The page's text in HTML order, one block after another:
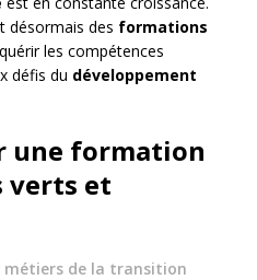
désormais des formations
les compétences
défis du développement
une formation
verts et
métiers de la transition